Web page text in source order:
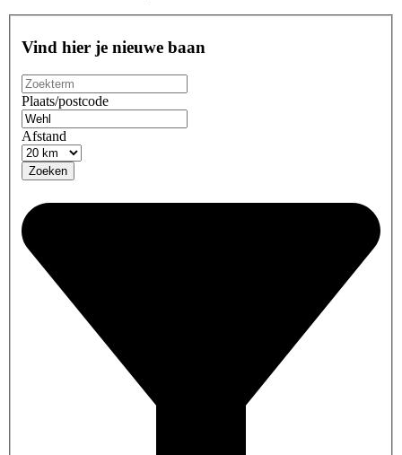
Vind hier je nieuwe baan
Plaats/postcode
Afstand
Zoeken